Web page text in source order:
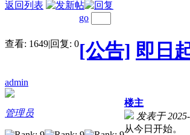
返回列表
查看: 1649|回复: 0
go
[公告] 即日
admin
管理员
楼主
发表于
从今日开始。